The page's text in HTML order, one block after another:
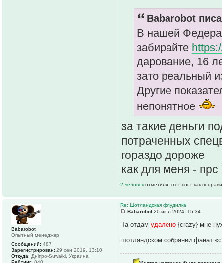
Babarobot
В нашей
забирайте
дарование, 16
зато реальный
Другие
непонятное
за такие деньги
потраченных
гораздо дороже
как для меня -
2 человек отметили этот пост как
Re: Шотландская флудилка
Babarobot20 июл 2024, 15:34
Та отдам удалено {crazy} мне
шотландском собрании фанат
Babarobot
Опытный менеджер
Сообщений: 487
Зарегистрирован: 29 сен 2019, 13:10
Откуда: Дніпро-Suwałki, Украина
Рейтинг: 840